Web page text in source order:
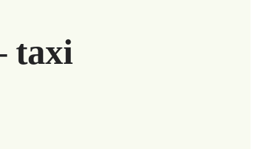
taxi